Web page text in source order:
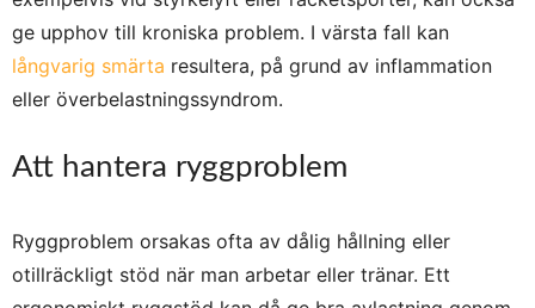
ge upphov till kroniska problem. I värsta fall kan
långvarig smärta resultera, på grund av inflammation
eller överbelastningssyndrom.
Att hantera ryggproblem
Ryggproblem orsakas ofta av dålig hållning eller
otillräckligt stöd när man arbetar eller tränar. Ett